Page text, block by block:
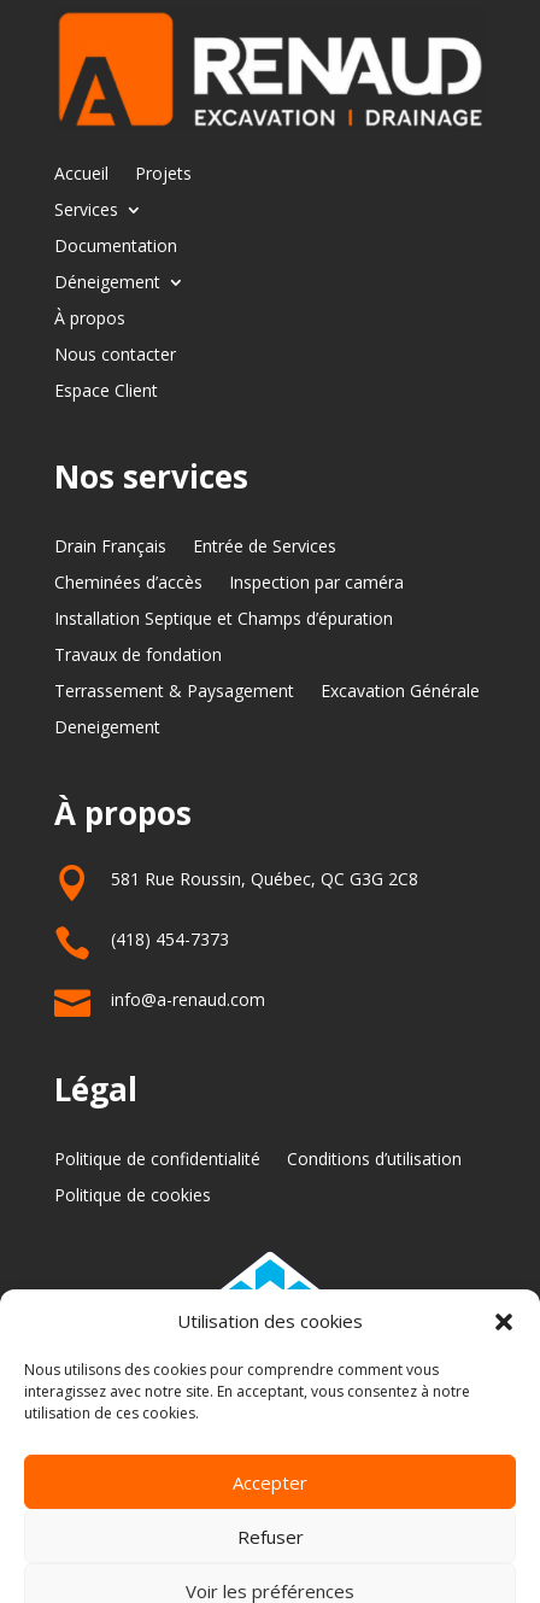
Utilisation des cookies
Nous utilisons des cookies pour comprendre comment vous
interagissez avec notre site. En acceptant, vous consentez à notre
utilisation de ces cookies.
Accepter
Refuser
Voir les préférences
Accueil
Projets
Services
Documentation
Déneigement
À propos
Nous contacter
Espace Client
Nos services
Drain Français
Entrée de Services
Cheminées d’accès
Inspection par caméra
Installation Septique et Champs d’épuration
Travaux de fondation
Terrassement & Paysagement
Excavation Générale
Deneigement
À propos
 581 Rue Roussin, Québec, QC G3G 2C8
 (418) 454-7373
 info@a-renaud.com
Légal
Politique de confidentialité
Conditions d’utilisation
Politique de cookies
RBQ: 5772-6317-01
Copyright 2025 © A Renaud | Conception web par
M2Tech Solutions